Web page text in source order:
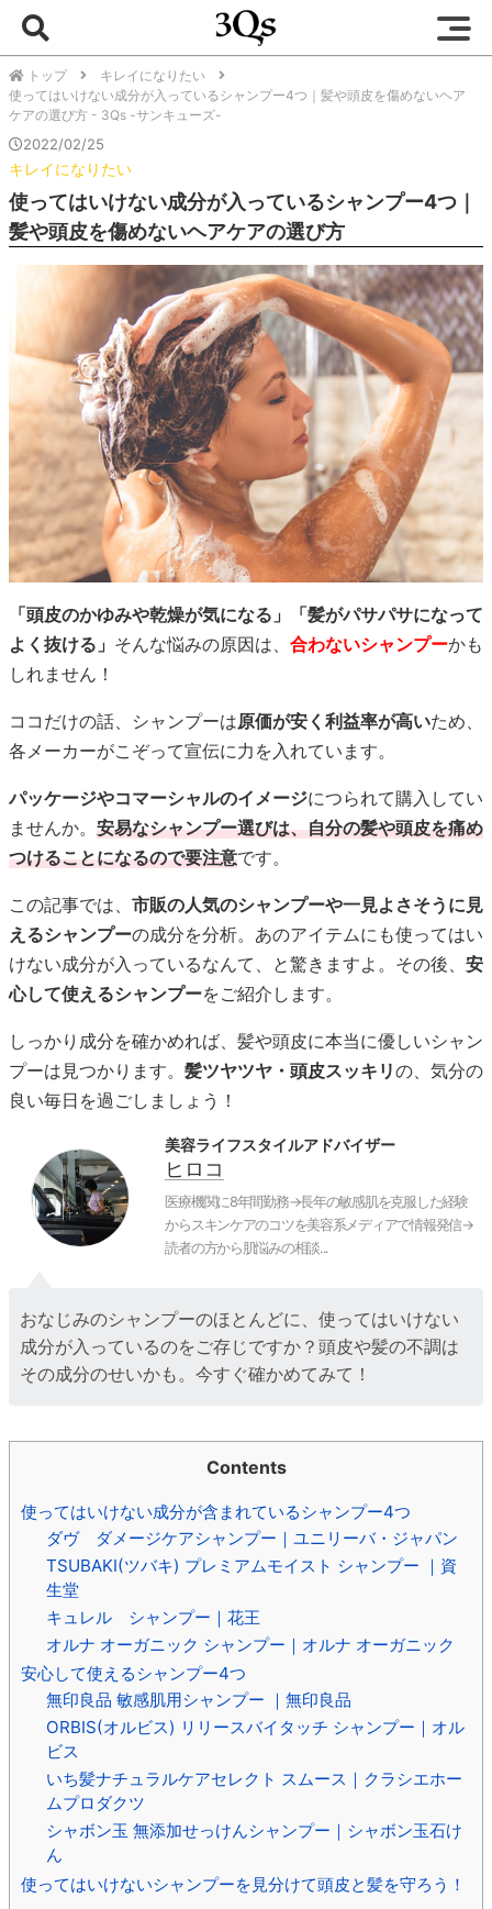
トップ
キレイになりたい
使ってはいけない成分が入っているシャンプー4つ｜髪や頭皮を傷めないヘア
ケアの選び方 - 3Qs -サンキューズ-
2022/02/25
キレイになりたい
使ってはいけない成分が入っているシャンプー4つ｜
髪や頭皮を傷めないヘアケアの選び方
「頭皮のかゆみや乾燥が気になる」「髪がパサパサになって
よく抜ける」 そんな悩みの原因は、 合わないシャンプーかも
しれません！
ココだけの話、シャンプーは原価が安く利益率が高いため、
各メーカーがこぞって宣伝に力を入れています。
パッケージやコマーシャルのイメージにつられて購入してい
ませんか。 安易なシャンプー選びは、自分の髪や頭皮を痛め
つけることになるので要注意です。
この記事では、 市販の人気のシャンプーや一見よさそうに見
えるシャンプーの成分を分析。あのアイテムにも使ってはい
けない成分が入っているなんて、と驚きますよ。その後、 安
心して使えるシャンプーをご紹介します。
しっかり成分を確かめれば、髪や頭皮に本当に優しいシャン
プーは見つかります。 髪ツヤツヤ・頭皮スッキリの、気分の
良い毎日を過ごしましょう！
美容ライフスタイルアドバイザー
ヒロコ
医療機関に8年間勤務→長年の敏感肌を克服した経験
からスキンケアのコツを美容系メディアで情報発信→
読者の方から肌悩みの相談...
おなじみのシャンプーのほとんどに、使ってはいけない
成分が入っているのをご存じですか？頭皮や髪の不調は
その成分のせいかも。今すぐ確かめてみて！
Contents
使ってはいけない成分が含まれているシャンプー4つ
ダヴ ダメージケアシャンプー｜ユニリーバ・ジャパン
TSUBAKI(ツバキ) プレミアムモイスト シャンプー ｜資
生堂
キュレル シャンプー｜花王
オルナ オーガニック シャンプー｜オルナ オーガニック
安心して使えるシャンプー4つ
無印良品 敏感肌用シャンプー ｜無印良品
ORBIS(オルビス) リリースバイタッチ シャンプー｜オル
ビス
いち髪ナチュラルケアセレクト スムース｜クラシエホー
ムプロダクツ
シャボン玉 無添加せっけんシャンプー｜シャボン玉石け
ん
使ってはいけないシャンプーを見分けて頭皮と髪を守ろう！